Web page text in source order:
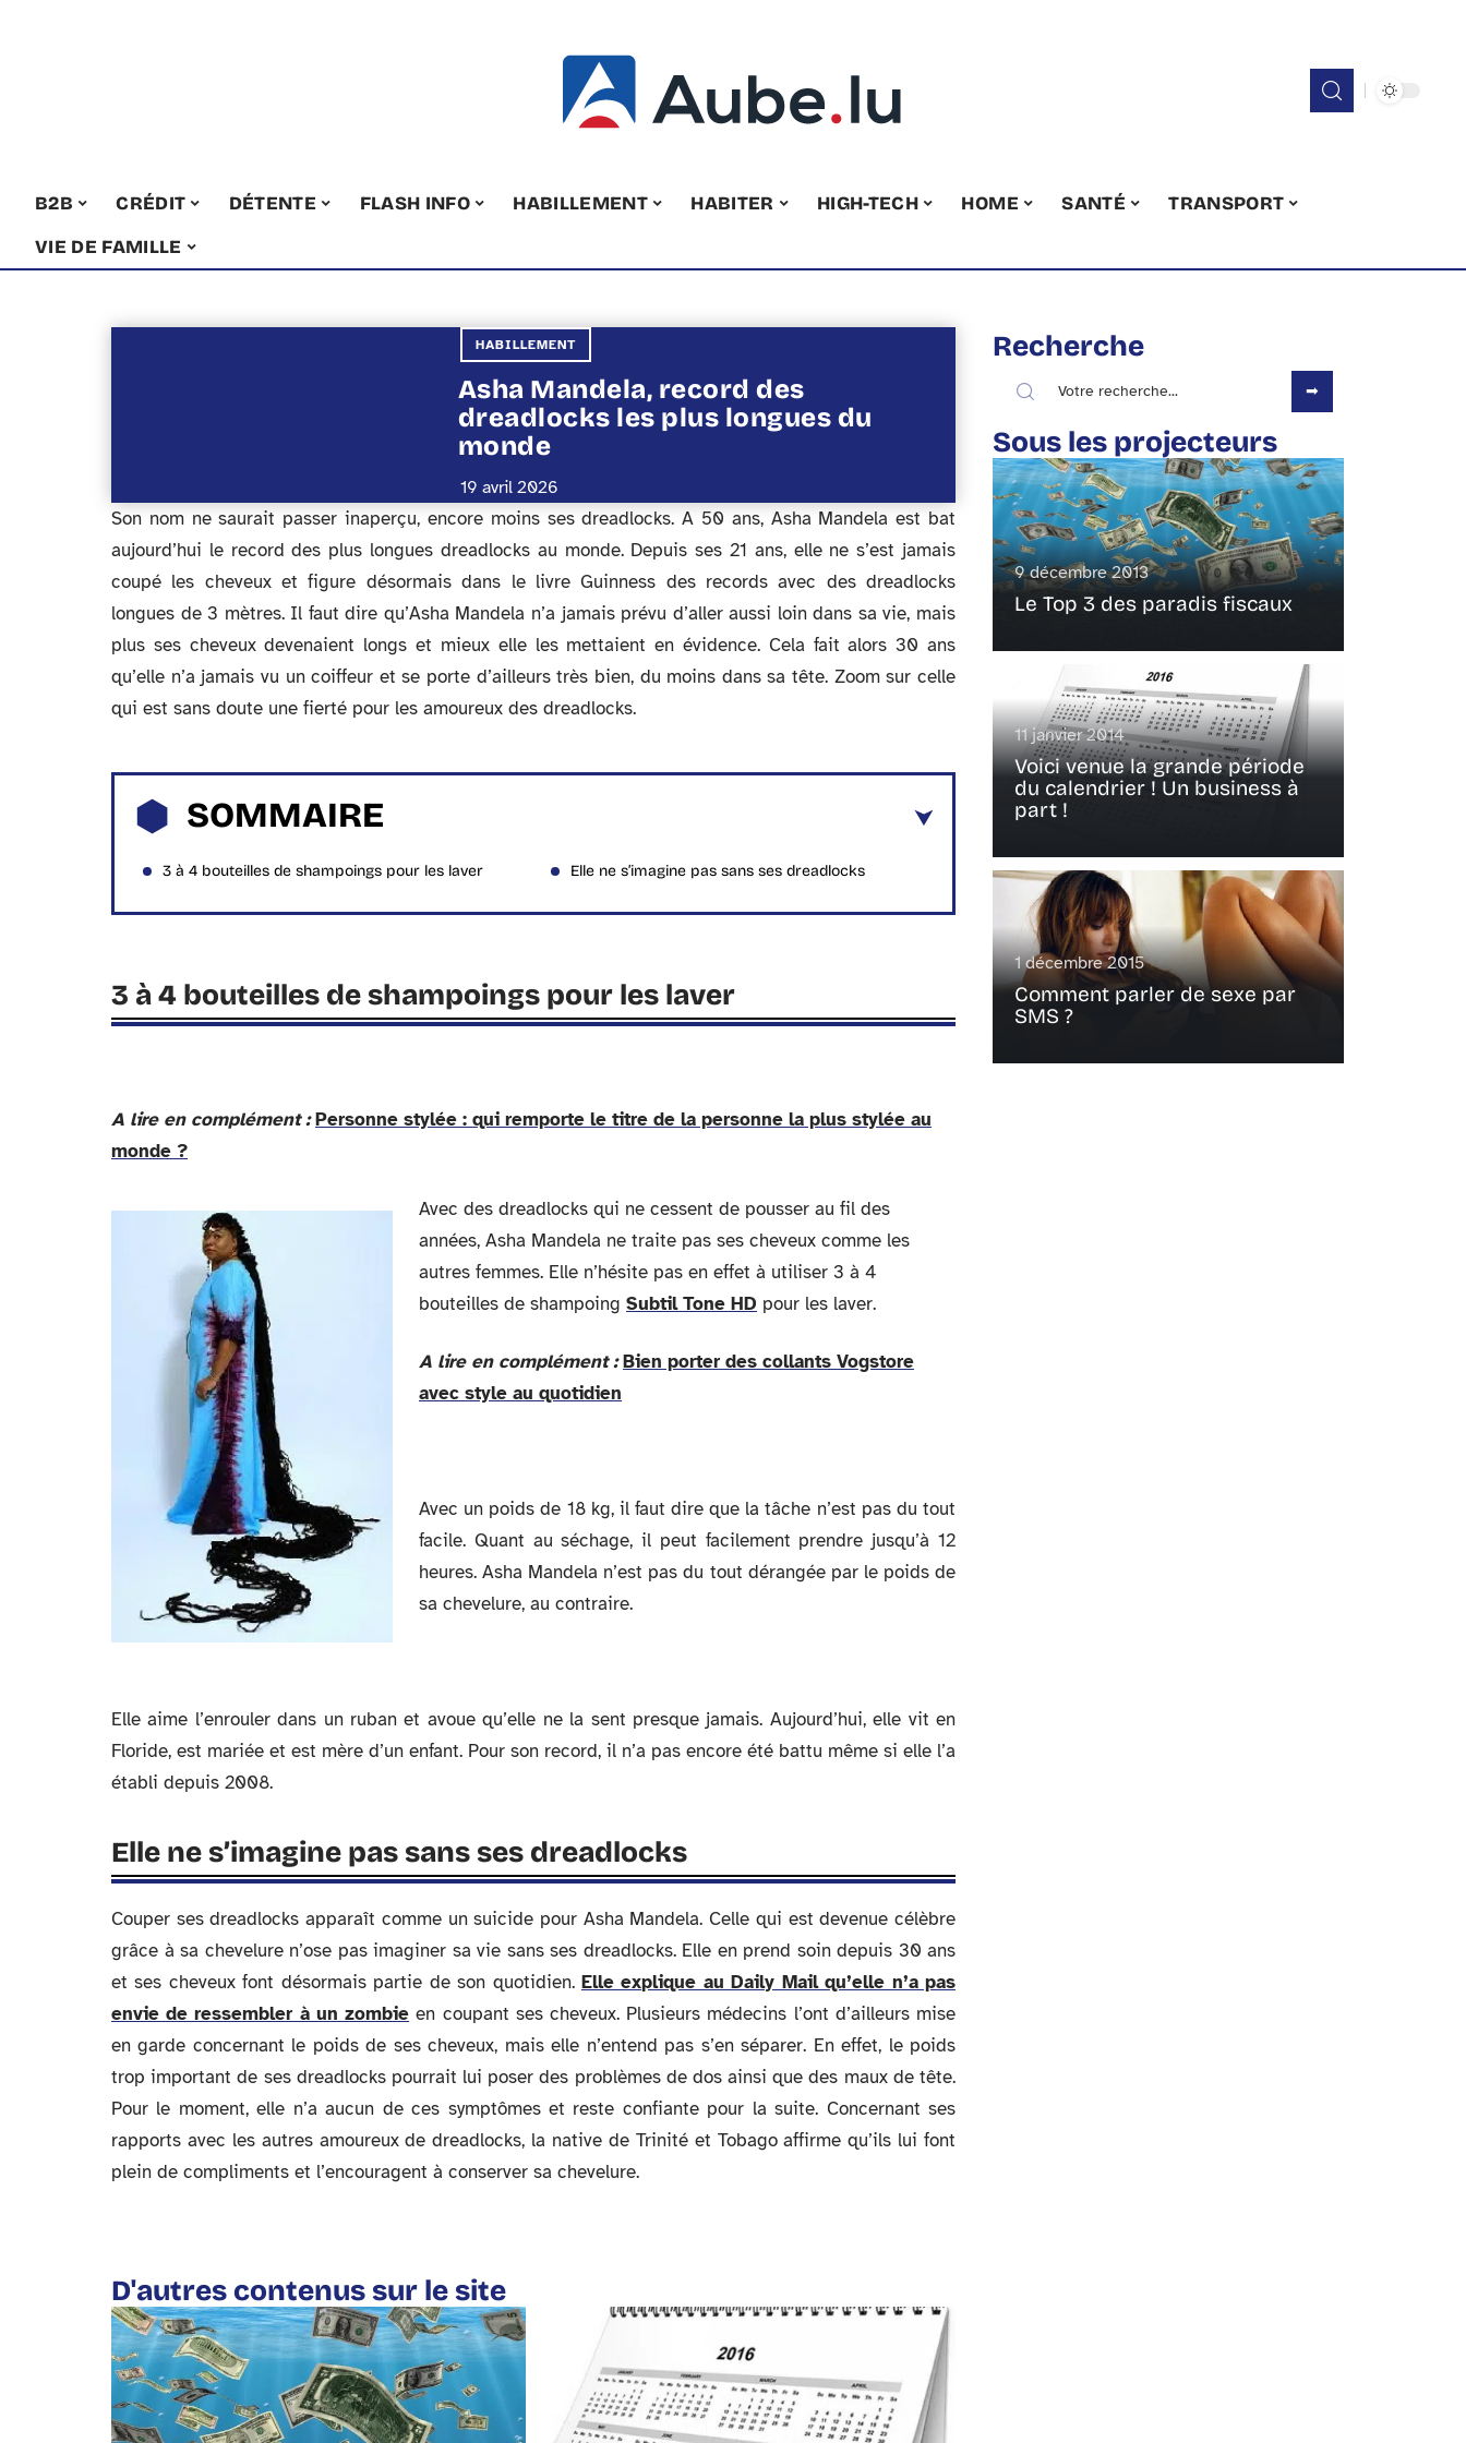
B2B CRÉDIT DÉTENTE FLASH INFO HABILLEMENT HABITER HIGH-TECH HOME SANTÉ
TRANSPORT
VIE DE FAMILLE
HABILLEMENT
Asha Mandela, record des
dreadlocks les plus longues du
monde
19 avril 2026
Son nom ne saurait passer inaperçu, encore moins ses dreadlocks. A 50 ans, Asha Mandela est bat
aujourd’hui le record des plus longues dreadlocks au monde. Depuis ses 21 ans, elle ne s’est jamais
coupé les cheveux et figure désormais dans le livre Guinness des records avec des dreadlocks
longues de 3 mètres. Il faut dire qu’Asha Mandela n’a jamais prévu d’aller aussi loin dans sa vie, mais
plus ses cheveux devenaient longs et mieux elle les mettaient en évidence. Cela fait alors 30 ans
qu’elle n’a jamais vu un coiffeur et se porte d’ailleurs très bien, du moins dans sa tête. Zoom sur celle
qui est sans doute une fierté pour les amoureux des dreadlocks.
SOMMAIRE
3 à 4 bouteilles de shampoings pour les laver Elle ne s’imagine pas sans ses dreadlocks
3 à 4 bouteilles de shampoings pour les laver
A lire en complément : Personne stylée : qui remporte le titre de la personne la plus stylée au
monde ?
Avec des dreadlocks qui ne cessent de pousser au fil des
années, Asha Mandela ne traite pas ses cheveux comme les
autres femmes. Elle n’hésite pas en effet à utiliser 3 à 4
bouteilles de shampoing Subtil Tone HD pour les laver.
A lire en complément : Bien porter des collants Vogstore
avec style au quotidien
Avec un poids de 18 kg, il faut dire que la tâche n’est pas du tout
facile. Quant au séchage, il peut facilement prendre jusqu’à 12
heures. Asha Mandela n’est pas du tout dérangée par le poids de
sa chevelure, au contraire.
Elle aime l’enrouler dans un ruban et avoue qu’elle ne la sent presque jamais. Aujourd’hui, elle vit en
Floride, est mariée et est mère d’un enfant. Pour son record, il n’a pas encore été battu même si elle l’a
établi depuis 2008.
Elle ne s’imagine pas sans ses dreadlocks
Couper ses dreadlocks apparaît comme un suicide pour Asha Mandela. Celle qui est devenue célèbre
grâce à sa chevelure n’ose pas imaginer sa vie sans ses dreadlocks. Elle en prend soin depuis 30 ans
et ses cheveux font désormais partie de son quotidien. Elle explique au Daily Mail qu’elle n’a pas
envie de ressembler à un zombie en coupant ses cheveux. Plusieurs médecins l’ont d’ailleurs mise
en garde concernant le poids de ses cheveux, mais elle n’entend pas s’en séparer. En effet, le poids
trop important de ses dreadlocks pourrait lui poser des problèmes de dos ainsi que des maux de tête.
Pour le moment, elle n’a aucun de ces symptômes et reste confiante pour la suite. Concernant ses
rapports avec les autres amoureux de dreadlocks, la native de Trinité et Tobago affirme qu’ils lui font
plein de compliments et l’encouragent à conserver sa chevelure.
D'autres contenus sur le site
Recherche
Sous les projecteurs
9 décembre 2013
Le Top 3 des paradis fiscaux
11 janvier 2014
Voici venue la grande période
du calendrier ! Un business à
part !
1 décembre 2015
Comment parler de sexe par
SMS ?